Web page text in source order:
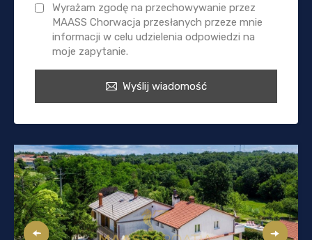
Wyrażam zgodę na przechowywanie przez
MAASS Chorwacja przesłanych przeze mnie
informacji w celu udzielenia odpowiedzi na
moje zapytanie.
Wyślij wiadomość